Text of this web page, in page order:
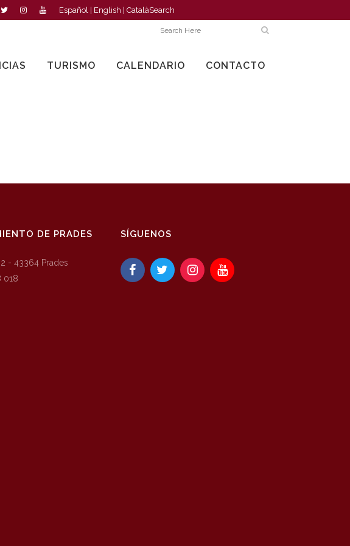
Español English CatalàSearch
TURISMO CALENDARIO CONTACTO
DE PRADES
- 43364 Prades
018
SÍGUENOS